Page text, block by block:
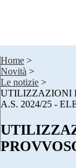
Home >
Novità >
Le notizie >
UTILIZZAZIONI
A.S. 2024/25 -